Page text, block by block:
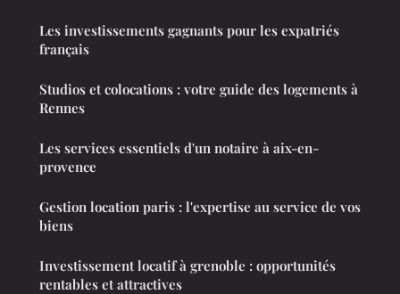
Les investissements gagnants pour les expatriés
français
Studios et colocations : votre guide des logements à
Rennes
Les services essentiels d'un notaire à aix-en-
provence
Gestion location paris : l'expertise au service de vos
biens
Investissement locatif à grenoble : opportunités
rentables et attractives